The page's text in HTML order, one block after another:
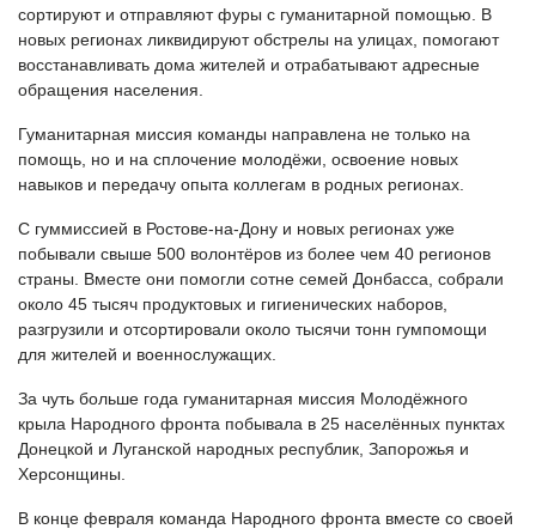
сортируют и отправляют фуры с гуманитарной помощью. В
новых регионах ликвидируют обстрелы на улицах, помогают
восстанавливать дома жителей и отрабатывают адресные
обращения населения.
Гуманитарная миссия команды направлена не только на
помощь, но и на сплочение молодёжи, освоение новых
навыков и передачу опыта коллегам в родных регионах.
С гуммиссией в Ростове-на-Дону и новых регионах уже
побывали свыше 500 волонтёров из более чем 40 регионов
страны. Вместе они помогли сотне семей Донбасса, собрали
около 45 тысяч продуктовых и гигиенических наборов,
разгрузили и отсортировали около тысячи тонн гумпомощи
для жителей и военнослужащих.
За чуть больше года гуманитарная миссия Молодёжного
крыла Народного фронта побывала в 25 населённых пунктах
Донецкой и Луганской народных республик, Запорожья и
Херсонщины.
В конце февраля команда Народного фронта вместе со своей